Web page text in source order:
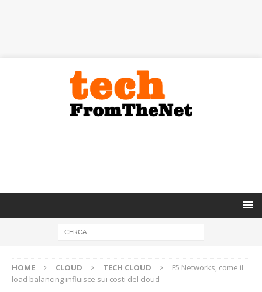
HOME CLOUD TECH CLOUD
F5 Networks, come il
load balancing influisce sui costi del cloud